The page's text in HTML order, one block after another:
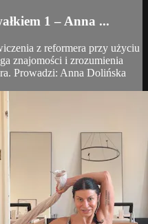
1 – Anna ...
z reformera przy użyciu
znajomości i zrozumienia
Prowadzi: Anna Dolińska